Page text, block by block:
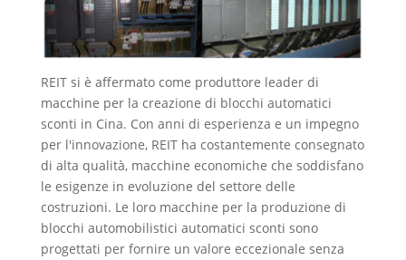
REIT si è affermato come produttore leader di
macchine per la creazione di blocchi automatici
sconti in Cina. Con anni di esperienza e un impegno
per l'innovazione, REIT ha costantemente consegnato
di alta qualità, macchine economiche che soddisfano
le esigenze in evoluzione del settore delle
costruzioni. Le loro macchine per la produzione di
blocchi automobilistici automatici sconti sono
progettati per fornire un valore eccezionale senza